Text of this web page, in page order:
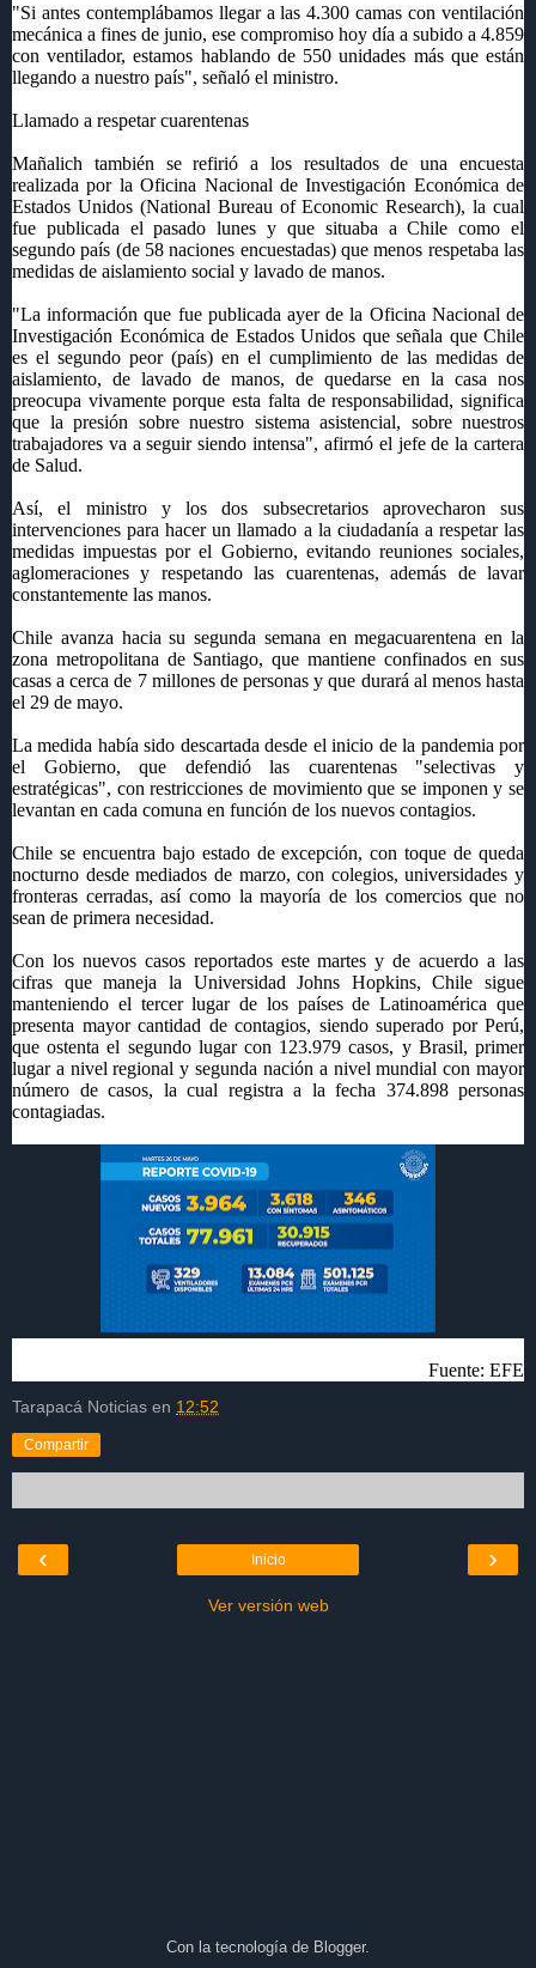
"Si antes contemplábamos llegar a las 4.300 camas con ventilación
mecánica a fines de junio, ese compromiso hoy día a subido a 4.859
con ventilador, estamos hablando de 550 unidades más que están
llegando a nuestro país", señaló el ministro.
Llamado a respetar cuarentenas
Mañalich también se refirió a los resultados de una encuesta
realizada por la Oficina Nacional de Investigación Económica de
Estados Unidos (National Bureau of Economic Research), la cual
fue publicada el pasado lunes y que situaba a Chile como el
segundo país (de 58 naciones encuestadas) que menos respetaba las
medidas de aislamiento social y lavado de manos.
"La información que fue publicada ayer de la Oficina Nacional de
Investigación Económica de Estados Unidos que señala que Chile
es el segundo peor (país) en el cumplimiento de las medidas de
aislamiento, de lavado de manos, de quedarse en la casa nos
preocupa vivamente porque esta falta de responsabilidad, significa
que la presión sobre nuestro sistema asistencial, sobre nuestros
trabajadores va a seguir siendo intensa", afirmó el jefe de la cartera
de Salud.
Así, el ministro y los dos subsecretarios aprovecharon sus
intervenciones para hacer un llamado a la ciudadanía a respetar las
medidas impuestas por el Gobierno, evitando reuniones sociales,
aglomeraciones y respetando las cuarentenas, además de lavar
constantemente las manos.
Chile avanza hacia su segunda semana en megacuarentena en la
zona metropolitana de Santiago, que mantiene confinados en sus
casas a cerca de 7 millones de personas y que durará al menos hasta
el 29 de mayo.
La medida había sido descartada desde el inicio de la pandemia por
el Gobierno, que defendió las cuarentenas "selectivas y
estratégicas", con restricciones de movimiento que se imponen y se
levantan en cada comuna en función de los nuevos contagios.
Chile se encuentra bajo estado de excepción, con toque de queda
nocturno desde mediados de marzo, con colegios, universidades y
fronteras cerradas, así como la mayoría de los comercios que no
sean de primera necesidad.
Con los nuevos casos reportados este martes y de acuerdo a las
cifras que maneja la Universidad Johns Hopkins, Chile sigue
manteniendo el tercer lugar de los países de Latinoamérica que
presenta mayor cantidad de contagios, siendo superado por Perú,
que ostenta el segundo lugar con 123.979 casos, y Brasil, primer
lugar a nivel regional y segunda nación a nivel mundial con mayor
número de casos, la cual registra a la fecha 374.898 personas
contagiadas.
Fuente: EFE
Tarapacá Noticias en 12:52
Compartir
‹ ›
Inicio
Ver versión web
Con la tecnología de Blogger.